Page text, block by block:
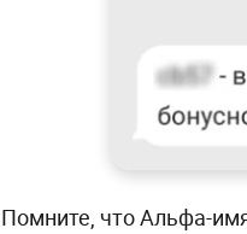
Помните, что Альфа-